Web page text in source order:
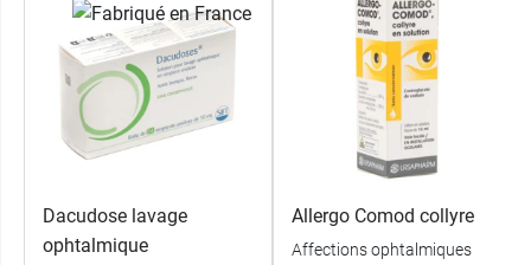
Pensez aussi aux gouttes oculairesEumill Yeux
rouges et irrités en flacon multidose.
Conditionnement :
1 boite de 10 unidoses (2
Dacudose lavage
ophtalmique
Allergo Comod collyre
Affections ophtalmiques